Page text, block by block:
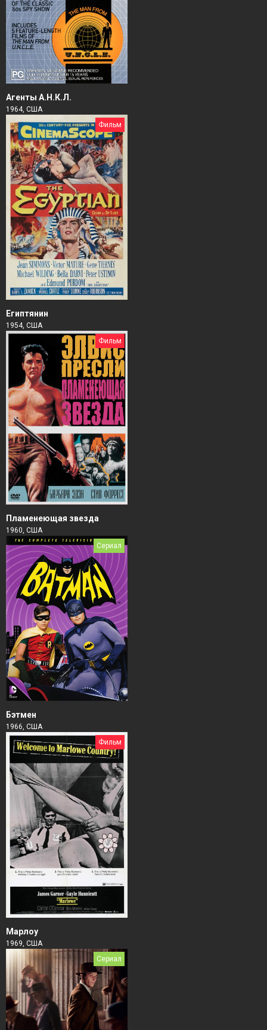
Агенты А.Н.К.Л.
1964, США
Фильм
Египтянин
1954, США
Фильм
Пламенеющая звезда
1960, США
Сериал
Бэтмен
1966, США
Фильм
Марлоу
1969, США
Сериал